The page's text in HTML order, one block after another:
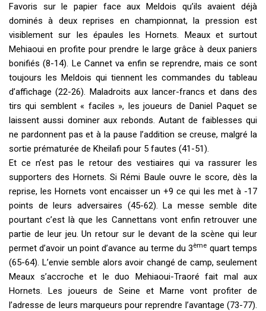
Favoris sur le papier face aux Meldois qu’ils avaient déjà
dominés à deux reprises en championnat, la pression est
visiblement sur les épaules les Hornets. Meaux et surtout
Mehiaoui en profite pour prendre le large grâce à deux paniers
bonifiés (8-14). Le Cannet va enfin se reprendre, mais ce sont
toujours les Meldois qui tiennent les commandes du tableau
d’affichage (22-26). Maladroits aux lancer-francs et dans des
tirs qui semblent « faciles », les joueurs de Daniel Paquet se
laissent aussi dominer aux rebonds. Autant de faiblesses qui
ne pardonnent pas et à la pause l’addition se creuse, malgré la
sortie prématurée de Kheilafi pour 5 fautes (41-51).
Et ce n’est pas le retour des vestiaires qui va rassurer les
supporters des Hornets. Si Rémi Baule ouvre le score, dès la
reprise, les Hornets vont encaisser un +9 ce qui les met à -17
points de leurs adversaires (45-62). La messe semble dite
pourtant c’est là que les Cannettans vont enfin retrouver une
partie de leur jeu. Un retour sur le devant de la scène qui leur
permet d’avoir un point d’avance au terme du 3ème quart temps
(65-64). L’envie semble alors avoir changé de camp, seulement
Meaux s’accroche et le duo Mehiaoui-Traoré fait mal aux
Hornets. Les joueurs de Seine et Marne vont profiter de
l’adresse de leurs marqueurs pour reprendre l’avantage (73-77).